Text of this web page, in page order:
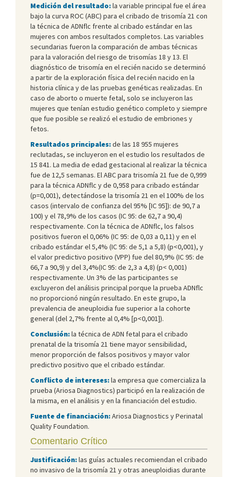
Medición del resultado:la variable principal fue el área
bajo la curva ROC (ABC) para el cribado de trisomía 21 con
la técnica de ADNflc frente al cribado estándar en las
mujeres con ambos resultados completos. Las variables
secundarias fueron la comparación de ambas técnicas
para la valoración del riesgo de trisomías 18 y 13. El
diagnóstico de trisomía en el recién nacido se determinó
a partir de la exploración física del recién nacido en la
historia clínica y de las pruebas genéticas realizadas. En
caso de aborto o muerte fetal, solo se incluyeron las
mujeres que tenían estudio genético completo y siempre
que fue posible se realizó el estudio de embriones y
fetos.
Resultados principales:de las 18 955 mujeres
reclutadas, se incluyeron en el estudio los resultados de
15 841. La media de edad gestacional al realizar la técnica
fue de 12,5 semanas. El ABC para trisomía 21 fue de 0,999
para la técnica ADNflc y de 0,958 para cribado estándar
(p=0,001), detectándose la trisomía 21 en el 100% de los
casos (intervalo de confianza del 95% [IC 95]): de 90,7 a
100) y el 78,9% de los casos (IC 95: de 62,7 a 90,4)
respectivamente. Con la técnica de ADNflc, los falsos
positivos fueron el 0,06% (IC 95: de 0,03 a 0,11) y en el
cribado estándar el 5,4% (IC 95: de 5,1 a 5,8) (p<0,001), y
el valor predictivo positivo (VPP) fue del 80,9% (IC 95: de
66,7 a 90,9) y del 3,4%(IC 95: de 2,3 a 4,8) (p< 0,001)
respectivamente. Un 3% de las participantes se
excluyeron del análisis principal porque la prueba ADNflc
no proporcionó ningún resultado. En este grupo, la
prevalencia de aneuploidia fue superior a la cohorte
general (del 2,7% frente al 0,4% [p<0,001]).
Conclusión:la técnica de ADN fetal para el cribado
prenatal de la trisomía 21 tiene mayor sensibilidad,
menor proporción de falsos positivos y mayor valor
predictivo positivo que el cribado estándar.
Conflicto de intereses:la empresa que comercializa la
prueba (Ariosa Diagnostics) participó en la realización de
la misma, en el análisis y en la financiación del estudio.
Fuente de financiación:Ariosa Diagnostics y Perinatal
Quality Foundation.
Comentario Crítico
Justificación:las guías actuales recomiendan el cribado
no invasivo de la trisomía 21 y otras aneuploidias durante